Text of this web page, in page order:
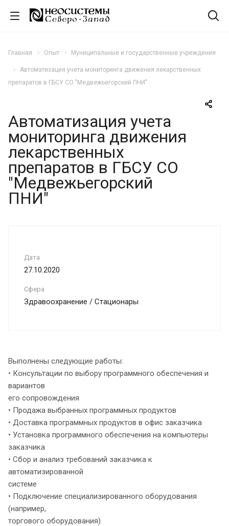
Главная Опыт Муниципальные и государственные учреждения
Автоматизация учета мониторинга движения лекарственных
препаратов в ГБСУ СО "Медвежьегорский ПНИ"
Автоматизация учета
мониторинга движения
лекарственных
препаратов в ГБСУ СО
"Медвежьегорский
ПНИ"
Дата
27.10.2020
Сфера
Здравоохранение / Стационары
Выполнены следующие работы:
• Консультации по выбору программного обеспечения и
вариантов
его сопровождения
• Продажа выбранных программных продуктов
• Доставка программных продуктов в офис заказчика
• Установка программного обеспечения на компьютеры
заказчика
• Сбор и анализ требований заказчика к
автоматизированной
системе
• Подключение специализированного оборудования
(например,
торгового оборудования)